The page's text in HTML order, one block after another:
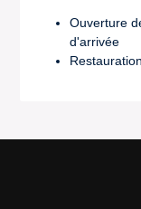
Ouverture
d'arrivée